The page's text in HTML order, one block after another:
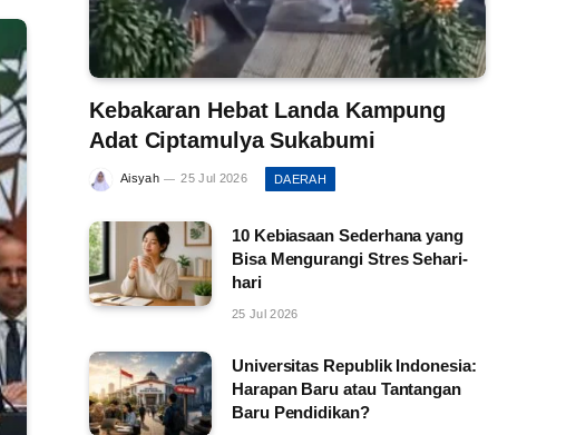
Kebakaran Hebat Landa Kampung
Adat Ciptamulya Sukabumi
Aisyah 25 Jul 2026 DAERAH
10 Kebiasaan Sederhana yang
Bisa Mengurangi Stres Sehari-
hari
25 Jul 2026
Universitas Republik Indonesia:
Harapan Baru atau Tantangan
Baru Pendidikan?